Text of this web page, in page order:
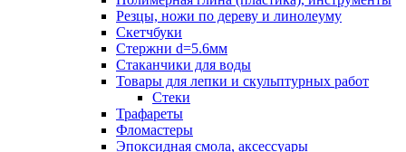
Резцы, ножи по дереву и линолеуму
Скетчбуки
Стержни d=5.6мм
Стаканчики для воды
Товары для лепки и скульптурных работ
Стеки
Трафареты
Фломастеры
Эпоксидная смола, аксессуары